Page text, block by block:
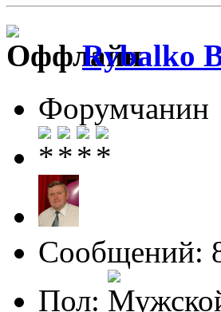
Rybalko
Форумчанин
Сообщений:
Пол: